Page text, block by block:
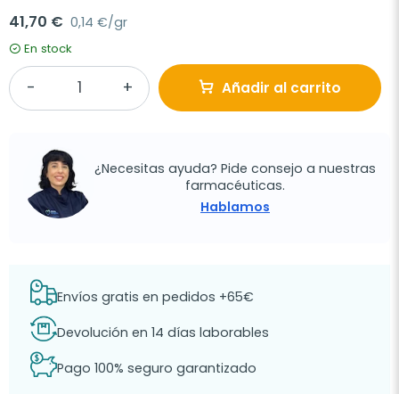
41,70 € 0,14 €/gr
En stock
Añadir al carrito
¿Necesitas ayuda? Pide consejo a nuestras
farmacéuticas.
Hablamos
Envíos gratis en pedidos +65€
Devolución en 14 días laborables
Pago 100% seguro garantizado